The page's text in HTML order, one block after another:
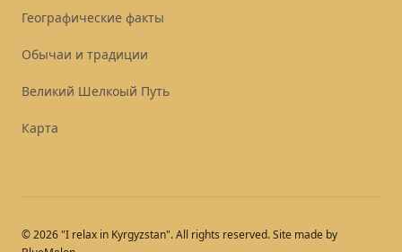
Географические факты
Обычаи и традиции
Великий Шелкоый Путь
Карта
© 2026 "I relax in Kyrgyzstan". All rights reserved. Site made by